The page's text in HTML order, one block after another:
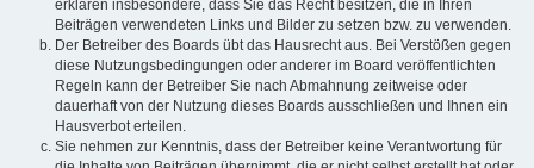
erklären insbesondere, dass Sie das Recht besitzen, die in Ihren
Beiträgen verwendeten Links und Bilder zu setzen bzw. zu verwenden.
Der Betreiber des Boards übt das Hausrecht aus. Bei Verstößen gegen
diese Nutzungsbedingungen oder anderer im Board veröffentlichten
Regeln kann der Betreiber Sie nach Abmahnung zeitweise oder
dauerhaft von der Nutzung dieses Boards ausschließen und Ihnen ein
Hausverbot erteilen.
Sie nehmen zur Kenntnis, dass der Betreiber keine Verantwortung für